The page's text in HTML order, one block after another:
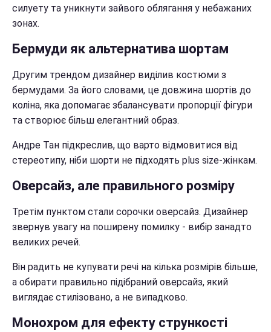
силуету та уникнути зайвого облягання у небажаних
зонах.
Бермуди як альтернатива шортам
Другим трендом дизайнер виділив костюми з
бермудами. За його словами, це довжина шортів до
коліна, яка допомагає збалансувати пропорції фігури
та створює більш елегантний образ.
Андре Тан підкреслив, що варто відмовитися від
стереотипу, ніби шорти не підходять plus size-жінкам.
Оверсайз, але правильного розміру
Третім пунктом стали сорочки оверсайз. Дизайнер
звернув увагу на поширену помилку - вибір занадто
великих речей.
Він радить не купувати речі на кілька розмірів більше,
а обирати правильно підібраний оверсайз, який
виглядає стилізовано, а не випадково.
Монохром для ефекту стрункості